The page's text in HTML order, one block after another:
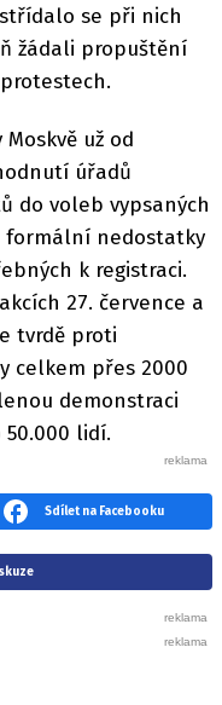
se při nich
žádali propuštění
už od
úřadů
do voleb vypsaných
formální nedostatky
k registraci.
27. července a
tvrdě proti
celkem přes 2000
demonstraci
lidí.
Sdílet na Facebooku